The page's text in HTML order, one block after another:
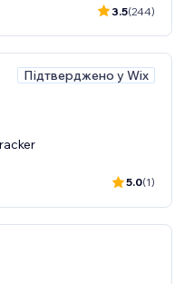
3.5(244)
Підтверджено у Wix
5.0(1)